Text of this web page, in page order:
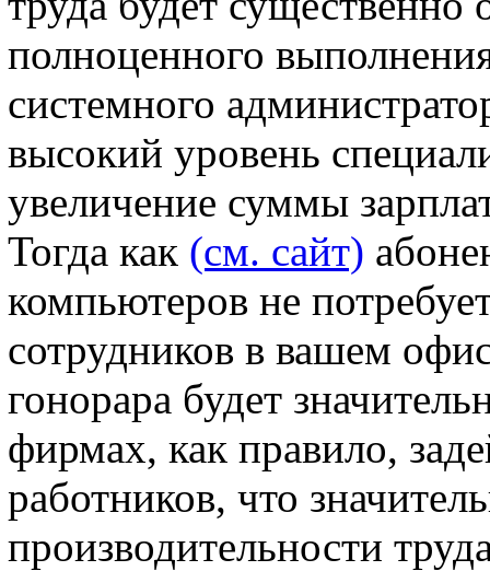
полноценного
системного
высокий уровень
увеличение суммы
Тогда как (см. сайт)
компьютеров не
сотрудников в вашем
гонорара будет
фирмах, как правило,
работников, что
производительности